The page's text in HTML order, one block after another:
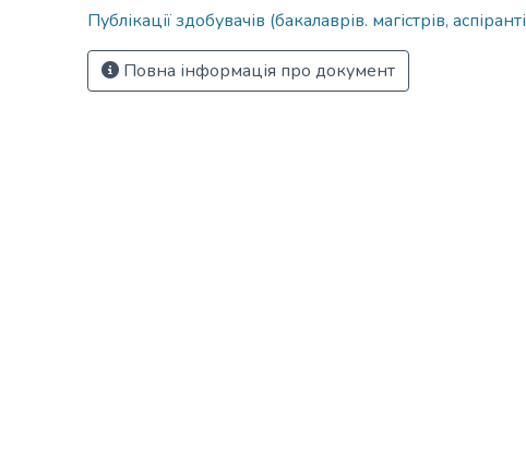
Публікації здобувачів (бакалаврів. магістрів,
Повна інформація про документ